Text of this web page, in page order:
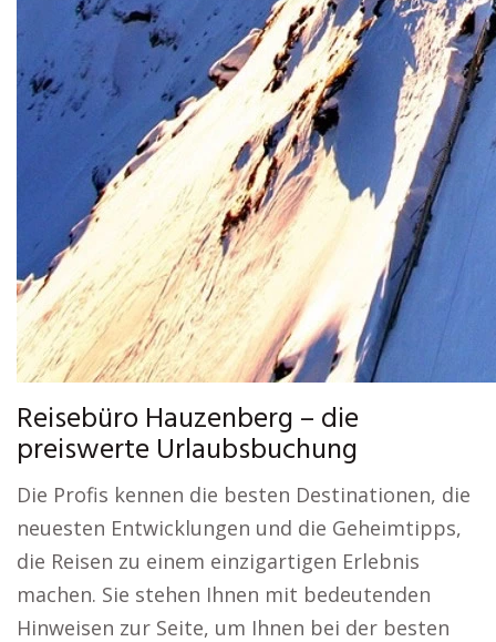
Reisebüro Hauzenberg – die
preiswerte Urlaubsbuchung
Die Profis kennen die besten Destinationen, die
neuesten Entwicklungen und die Geheimtipps,
die Reisen zu einem einzigartigen Erlebnis
machen. Sie stehen Ihnen mit bedeutenden
Hinweisen zur Seite, um Ihnen bei der besten